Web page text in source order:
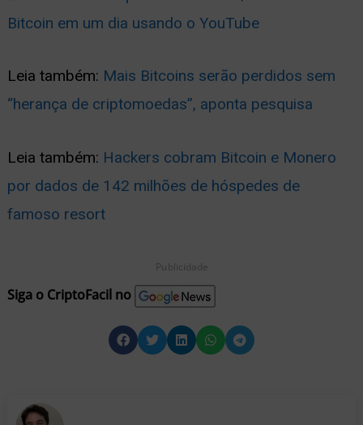
Bitcoin em um dia usando o YouTube
Leia também: Mais Bitcoins serão perdidos sem
“herança de criptomoedas”, aponta pesquisa
Leia também: Hackers cobram Bitcoin e Monero
por dados de 142 milhões de hóspedes de
famoso resort
Publicidade
Siga o CriptoFacil no